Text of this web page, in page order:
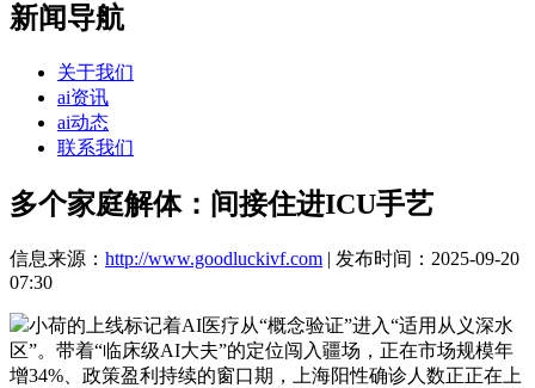
新闻导航
关于我们
ai资讯
ai动态
联系我们
多个家庭解体：间接住进ICU手艺
信息来源： http://www.goodluckivf.com | 发布时间：2025-09-20
07:30
小荷的上线标记着AI医疗从“概念验证”进入“适用从义深水
区”。带着“临床级AI大夫”的定位闯入疆场，正在市场规模年
增34%、政策盈利持续的窗口期，上海阳性确诊人数正正在上